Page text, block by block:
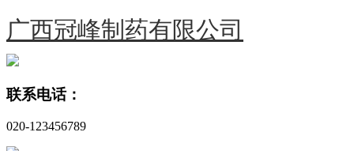
广西冠峰制药有限公司
联系电话：
020-123456789